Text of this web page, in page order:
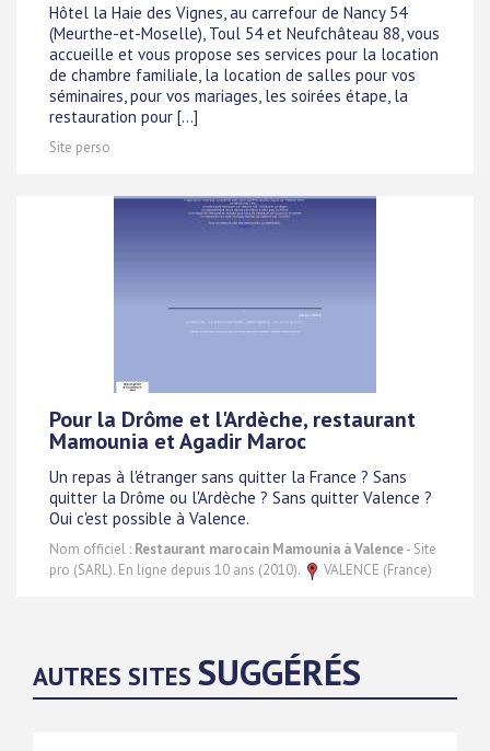
Hôtel la Haie des Vignes, au carrefour de Nancy 54
(Meurthe-et-Moselle), Toul 54 et Neufchâteau 88, vous
accueille et vous propose ses services pour la location
de chambre familiale, la location de salles pour vos
séminaires, pour vos mariages, les soirées étape, la
restauration pour [...]
Site perso
Pour la Drôme et l'Ardèche, restaurant
Mamounia et Agadir Maroc
Un repas à l'étranger sans quitter la France ? Sans
quitter la Drôme ou l'Ardèche ? Sans quitter Valence ?
Oui c'est possible à Valence.
Nom officiel : Restaurant marocain Mamounia à Valence- Site
pro (SARL). En ligne depuis 10 ans (2010).
VALENCE (France)
AUTRES SITES SUGGÉRÉS